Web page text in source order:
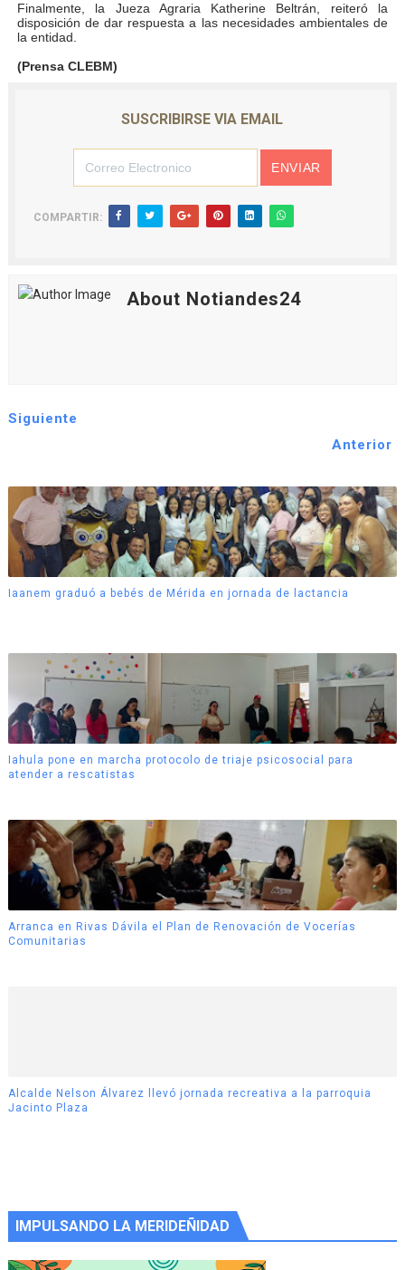
Finalmente, la Jueza Agraria Katherine Beltrán, reiteró la
disposición de dar respuesta a las necesidades ambientales de
la entidad.
(Prensa CLEBM)
SUSCRIBIRSE VIA EMAIL
COMPARTIR:
About Notiandes24
Siguiente
Anterior
Iaanem graduó a bebés de Mérida en jornada de lactancia
Iahula pone en marcha protocolo de triaje psicosocial para
atender a rescatistas
Arranca en Rivas Dávila el Plan de Renovación de Vocerías
Comunitarias
Alcalde Nelson Álvarez llevó jornada recreativa a la parroquia
Jacinto Plaza
IMPULSANDO LA MERIDEÑIDAD